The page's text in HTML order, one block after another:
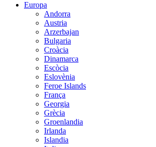
Europa
Andorra
Austria
Arzerbajan
Bulgaria
Croàcia
Dinamarca
Escòcia
Eslovènia
Feroe Islands
França
Georgia
Grècia
Groenlandia
Irlanda
Islandia